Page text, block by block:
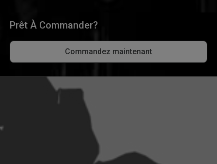
Prêt À Commander?
Commandez maintenant